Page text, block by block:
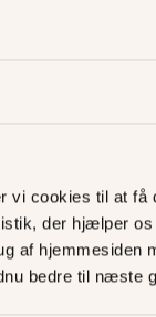
vi cookies til at
der hjælper
af hjemmesiden
bedre til næste